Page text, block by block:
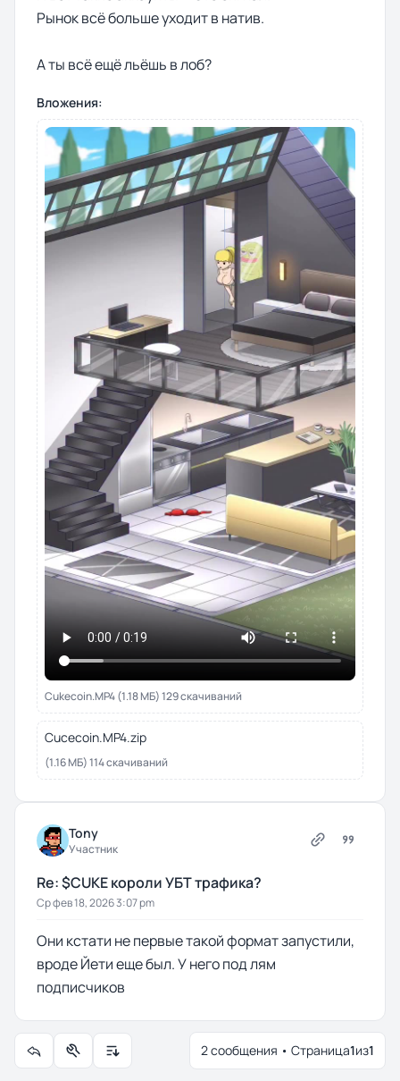
Рынок всё больше уходит в натив.
А ты всё ещё льёшь в лоб?
Вложения:
Cukecoin.MP4 (1.18 МБ) 129 скачиваний
Cucecoin.MP4.zip
(1.16 МБ) 114 скачиваний
Tony
Участник
Re: $CUKE короли УБТ трафика?
Ср фев 18, 2026 3:07 pm
Они кстати не первые такой формат запустили,
вроде Йети еще был. У него под лям
подписчиков
Управление темой
Настройки отображения и сортировки
2 сообщения • Страница1из1